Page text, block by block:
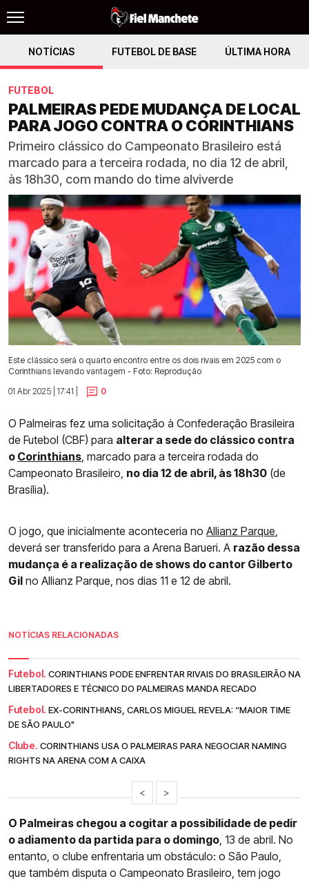
NOTÍCIAS FUTEBOL DE BASE ÚLTIMA HORA
FUTEBOL
PALMEIRAS PEDE MUDANÇA DE LOCAL
PARA JOGO CONTRA O CORINTHIANS
Primeiro clássico do Campeonato Brasileiro está
marcado para a terceira rodada, no dia 12 de abril,
às 18h30, com mando do time alviverde
Este clássico será o quarto encontro entre os dois rivais em 2025 com o
Corinthians levando vantagem - Foto: Reprodução
01 Abr 2025 | 17:41 |
0
O Palmeiras fez uma solicitação à Confederação Brasileira
de Futebol (CBF) para alterar a sede do clássico contra
o Corinthians , marcado para a terceira rodada do
Campeonato Brasileiro, no dia 12 de abril, às 18h30 (de
Brasília).
O jogo, que inicialmente aconteceria no Allianz Parque
deverá ser transferido para a Arena Barueri. A razão dessa
mudança é a realização de shows do cantor Gilberto
Gil no Allianz Parque, nos dias 11 e 12 de abril.
NOTÍCIAS RELACIONADAS
Futebol. CORINTHIANS PODE ENFRENTAR RIVAIS DO BRASILEIRÃO NA
LIBERTADORES E TÉCNICO DO PALMEIRAS MANDA RECADO
Futebol. EX-CORINTHIANS, CARLOS MIGUEL REVELA: “MAIOR TIME
DE SÃO PAULO"
Clube. CORINTHIANS USA O PALMEIRAS PARA NEGOCIAR NAMING
RIGHTS NA ARENA COM A CAIXA
< >
O Palmeiras chegou a cogitar a possibilidade de pedir
o adiamento da partida para o domingo , 13 de abril. No
entanto, o clube enfrentaria um obstáculo: o São Paulo,
que também disputa o Campeonato Brasileiro, tem jogo